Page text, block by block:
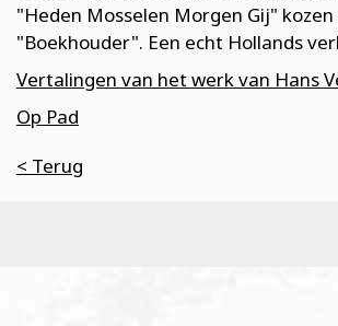
"Heden Mosselen Morgen Gij"
"Boekhouder". Een echt Hollands
Vertalingen van het werk van Hans
Op Pad
< Terug